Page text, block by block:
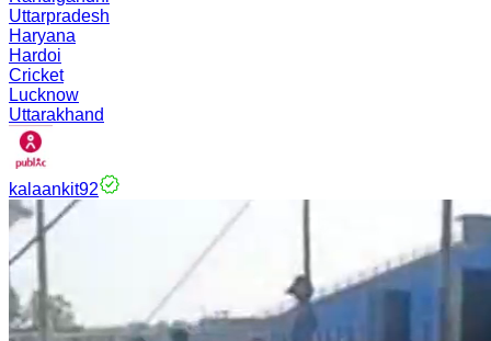
Uttarpradesh
Haryana
Hardoi
Cricket
Lucknow
Uttarakhand
kalaankit92